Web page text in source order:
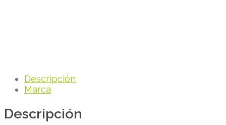
Descripción
Marca
Descripción